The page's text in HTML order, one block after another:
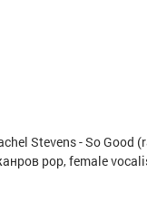
Stevens - So Good
pop, female